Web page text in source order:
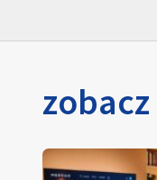
zobacz